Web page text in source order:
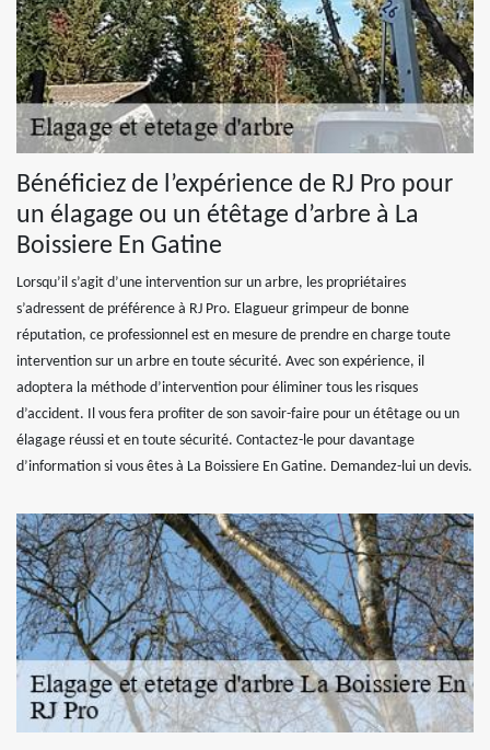
Bénéficiez de l’expérience de RJ Pro pour
un élagage ou un étêtage d’arbre à La
Boissiere En Gatine
Lorsqu’il s’agit d’une intervention sur un arbre, les propriétaires
s’adressent de préférence à RJ Pro. Elagueur grimpeur de bonne
réputation, ce professionnel est en mesure de prendre en charge toute
intervention sur un arbre en toute sécurité. Avec son expérience, il
adoptera la méthode d’intervention pour éliminer tous les risques
d’accident. Il vous fera profiter de son savoir-faire pour un étêtage ou un
élagage réussi et en toute sécurité. Contactez-le pour davantage
d’information si vous êtes à La Boissiere En Gatine. Demandez-lui un devis.